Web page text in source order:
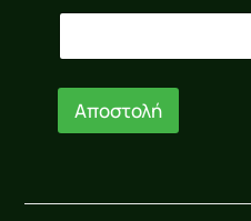
a
l
E
a
Αποστολή